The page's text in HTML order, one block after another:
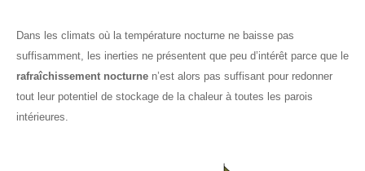
Dans les climats où la température nocturne ne baisse pas
suffisamment, les inerties ne présentent que peu d’intérêt parce que le
rafraîchissement nocturne n’est alors pas suffisant pour redonner
tout leur potentiel de stockage de la chaleur à toutes les parois
intérieures.